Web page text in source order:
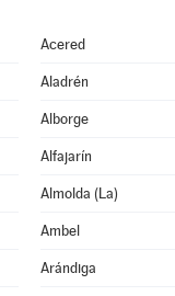
Acered
Aladrén
Alborge
Alfajarín
Almolda (La)
Ambel
Arándiga